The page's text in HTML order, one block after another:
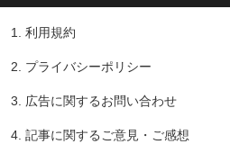
1. 利用規約
2. プライバシーポリシー
3. 広告に関するお問い合わせ
4. 記事に関するご意見・ご感想